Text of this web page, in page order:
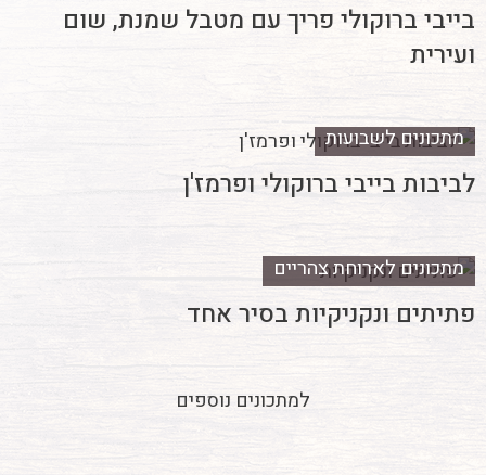
בייבי ברוקולי פריך עם מטבל שמנת, שום
ועירית
מתכונים לשבועות
לביבות בייבי ברוקולי ופרמז'ן
מתכונים לארוחת צהריים
פתיתים ונקניקיות בסיר אחד
למתכונים נוספים